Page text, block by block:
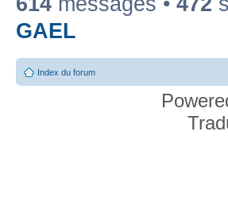
GAEL
Index du forum